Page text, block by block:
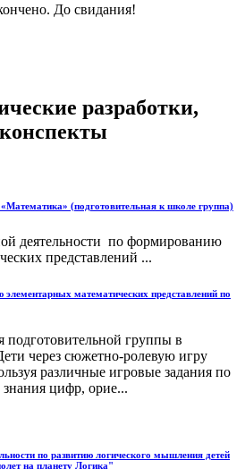
До свидания!
разработки,
(подготовительная к школе группа)
деятельности по формированию
представлений ...
математических представлений по
подготовительной группы в
через сюжетно-ролевую игру
различные игровые задания по
знания цифр, орие...
по развитию логического мышления детей
на планету Логика"